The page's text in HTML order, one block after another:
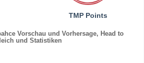
TMP Points
Vorschau und Vorhersage, Head to
und Statistiken